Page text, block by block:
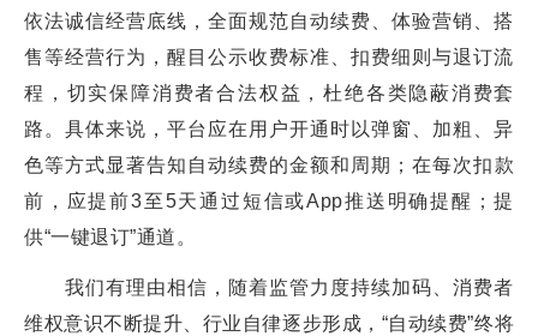
依法诚信经营底线，全面规范自动续费、体验营销、搭
售等经营行为，醒目公示收费标准、扣费细则与退订流
程，切实保障消费者合法权益，杜绝各类隐蔽消费套
路。具体来说，平台应在用户开通时以弹窗、加粗、异
色等方式显著告知自动续费的金额和周期；在每次扣款
前，应提前3至5天通过短信或App推送明确提醒；提
供“一键退订”通道。
我们有理由相信，随着监管力度持续加码、消费者
维权意识不断提升、行业自律逐步形成，“自动续费”终将